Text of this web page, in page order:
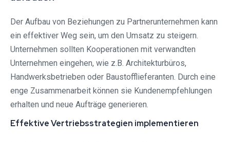
Der Aufbau von Beziehungen zu Partnerunternehmen kann
ein effektiver Weg sein, um den Umsatz zu steigern.
Unternehmen sollten Kooperationen mit verwandten
Unternehmen eingehen, wie z.B. Architekturbüros,
Handwerksbetrieben oder Baustofflieferanten. Durch eine
enge Zusammenarbeit können sie Kundenempfehlungen
erhalten und neue Aufträge generieren.
Effektive Vertriebsstrategien implementieren